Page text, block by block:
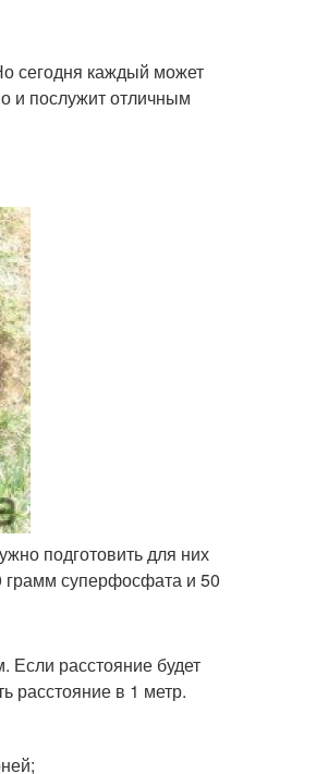
сегодня каждый может
и послужит отличным
подготовить для них
грамм суперфосфата и 50
расстояние будет
расстояние в 1 метр.